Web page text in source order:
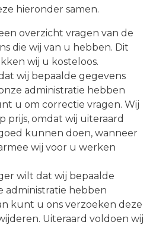
hieronder samen.
overzicht vragen van de
die wij van u hebben. Dit
wij u kosteloos.
wij bepaalde gegevens
administratie hebben
u om correctie vragen. Wij
prijs, omdat wij uiteraard
kunnen doen, wanneer
wij voor u werken
wilt dat wij bepaalde
administratie hebben
kunt u ons verzoeken deze
Uiteraard voldoen wij